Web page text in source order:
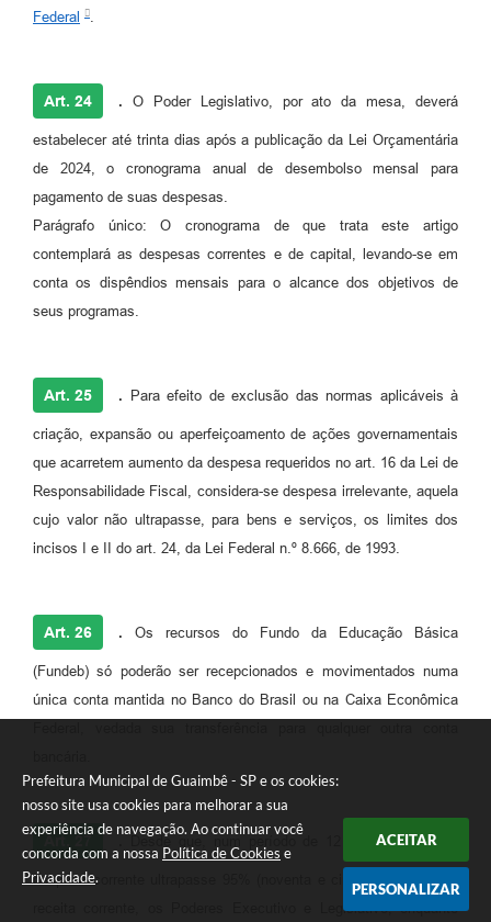
Prefeitura Municipal de Guaimbê - SP e os cookies:
nosso site usa cookies para melhorar a sua
experiência de navegação. Ao continuar você
concorda com a nossa Política de Cookies e
Privacidade.
ACEITAR
PERSONALIZAR
Federal
.
Art. 24 . O Poder Legislativo, por ato da mesa, deverá
estabelecer até trinta dias após a publicação da Lei Orçamentária
de 2024, o cronograma anual de desembolso mensal para
pagamento de suas despesas.
Parágrafo único: O cronograma de que trata este artigo
contemplará as despesas correntes e de capital, levando-se em
conta os dispêndios mensais para o alcance dos objetivos de
seus programas.
Art. 25 . Para efeito de exclusão das normas aplicáveis à
criação, expansão ou aperfeiçoamento de ações governamentais
que acarretem aumento da despesa requeridos no art. 16 da Lei de
Responsabilidade Fiscal, considera-se despesa irrelevante, aquela
cujo valor não ultrapasse, para bens e serviços, os limites dos
incisos I e II do art. 24, da Lei Federal n.º 8.666, de 1993.
Art. 26 . Os recursos do Fundo da Educação Básica
(Fundeb) só poderão ser recepcionados e movimentados numa
única conta mantida no Banco do Brasil ou na Caixa Econômica
Desde que, num período de 12 (doze) meses, a
despesa corrente ultrapasse 95% (noventa e cinco por cento) da
receita corrente, os Poderes Executivo e Legislativo, enquanto